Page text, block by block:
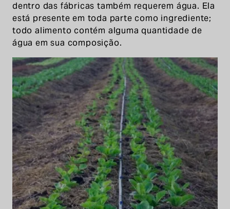
dentro das fábricas também requerem água. Ela
está presente em toda parte como ingrediente;
todo alimento contém alguma quantidade de
água em sua composição.